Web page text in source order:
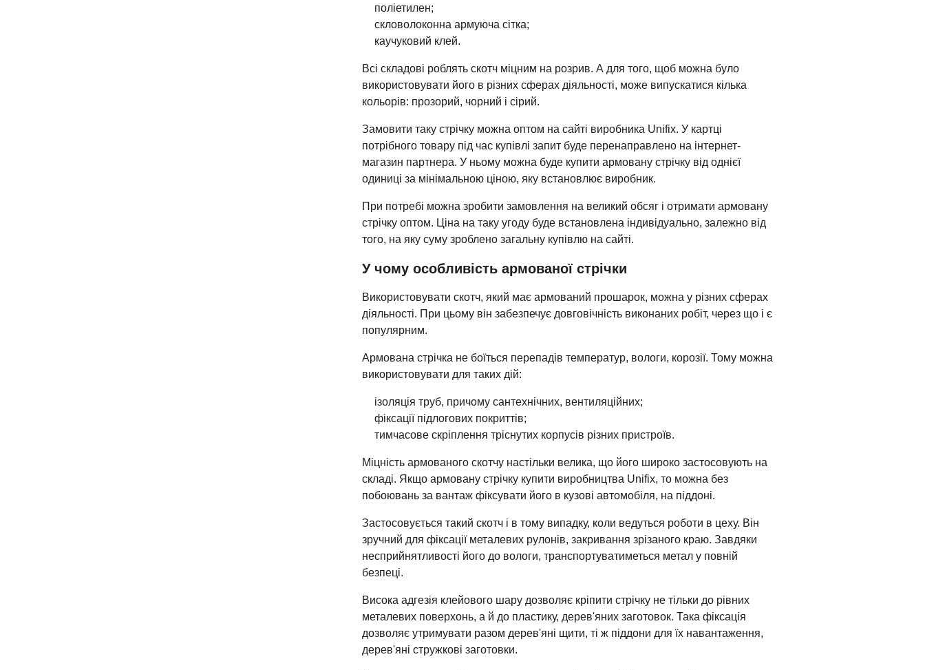
поліетилен;
скловолоконна армуюча сітка;
каучуковий клей.
Всі складові роблять скотч міцним на розрив. А для того, щоб можна було
використовувати його в різних сферах діяльності, може випускатися кілька
кольорів: прозорий, чорний і сірий.
Замовити таку стрічку можна оптом на сайті виробника Unifix. У картці
потрібного товару під час купівлі запит буде перенаправлено на інтернет-
магазин партнера. У ньому можна буде купити армовану стрічку від однієї
одиниці за мінімальною ціною, яку встановлює виробник.
При потребі можна зробити замовлення на великий обсяг і отримати армовану
стрічку оптом. Ціна на таку угоду буде встановлена індивідуально, залежно від
того, на яку суму зроблено загальну купівлю на сайті.
У чому особливість армованої стрічки
Використовувати скотч, який має армований прошарок, можна у різних сферах
діяльності. При цьому він забезпечує довговічність виконаних робіт, через що і є
популярним.
Армована стрічка не боїться перепадів температур, вологи, корозії. Тому можна
використовувати для таких дій:
ізоляція труб, причому сантехнічних, вентиляційних;
фіксації підлогових покриттів;
тимчасове скріплення тріснутих корпусів різних пристроїв.
Міцність армованого скотчу настільки велика, що його широко застосовують на
складі. Якщо армовану стрічку купити виробництва Unifix, то можна без
побоювань за вантаж фіксувати його в кузові автомобіля, на піддоні.
Застосовується такий скотч і в тому випадку, коли ведуться роботи в цеху. Він
зручний для фіксації металевих рулонів, закривання зрізаного краю. Завдяки
несприйнятливості його до вологи, транспортуватиметься метал у повній
безпеці.
Висока адгезія клейового шару дозволяє кріпити стрічку не тільки до рівних
металевих поверхонь, а й до пластику, дерев'яних заготовок. Така фіксація
дозволяє утримувати разом дерев'яні щити, ті ж піддони для їх навантаження,
дерев'яні стружкові заготовки.